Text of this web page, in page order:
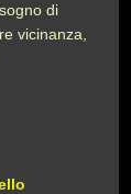
di
vicinanza,